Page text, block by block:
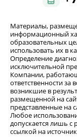
Материалы,
информационный
образовательных
использовать их в
Определение
исключительной
Компании,
ответственности за
возникшие в
размещенной на
представленные на
Любое
допускается лишь с
ссылкой на